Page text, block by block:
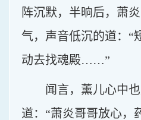
阵沉默，半晌后，萧
气，声音低沉的道：“
动去找魂殿……”
闻言，薰儿心中
道：“萧炎哥哥放心，